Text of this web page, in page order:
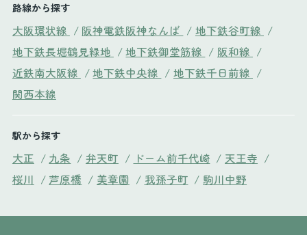
路線から探す
大阪環状線 / 阪神電鉄阪神なんば / 地下鉄谷町線 /
地下鉄長堀鶴見緑地 / 地下鉄御堂筋線 / 阪和線 /
近鉄南大阪線 / 地下鉄中央線 / 地下鉄千日前線 /
関西本線
駅から探す
大正 / 九条 / 弁天町 / ドーム前千代崎 / 天王寺 /
桜川 / 芦原橋 / 美章園 / 我孫子町 / 駒川中野